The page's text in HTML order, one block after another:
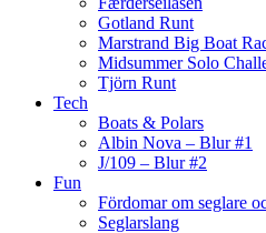
Gotland Runt
Marstrand Big Boat
Midsummer Solo
Tjörn Runt
Tech
Boats & Polars
Albin Nova – Blur #1
J/109 – Blur #2
Fun
Fördomar om seglare
Seglarslang